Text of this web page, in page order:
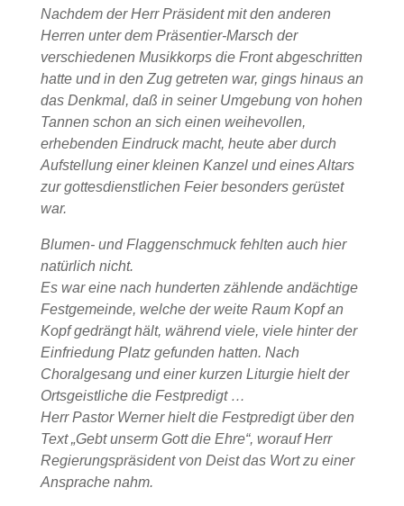
Nachdem der Herr Präsident mit den anderen
Herren unter dem Präsentier-Marsch der
verschiedenen Musikkorps die Front abgeschritten
hatte und in den Zug getreten war, gings hinaus an
das Denkmal, daß in seiner Umgebung von hohen
Tannen schon an sich einen weihevollen,
erhebenden Eindruck macht, heute aber durch
Aufstellung einer kleinen Kanzel und eines Altars
zur gottesdienstlichen Feier besonders gerüstet
war.
Blumen- und Flaggenschmuck fehlten auch hier
natürlich nicht.
Es war eine nach hunderten zählende andächtige
Festgemeinde, welche der weite Raum Kopf an
Kopf gedrängt hält, während viele, viele hinter der
Einfriedung Platz gefunden hatten. Nach
Choralgesang und einer kurzen Liturgie hielt der
Ortsgeistliche die Festpredigt …
Herr Pastor Werner hielt die Festpredigt über den
Text „Gebt unserm Gott die Ehre“, worauf Herr
Regierungspräsident von Deist das Wort zu einer
Ansprache nahm.